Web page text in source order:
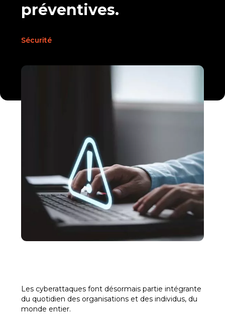
préventives.
Sécurité
Les cyberattaques font désormais partie intégrante
du quotidien des organisations et des individus, du
monde entier.